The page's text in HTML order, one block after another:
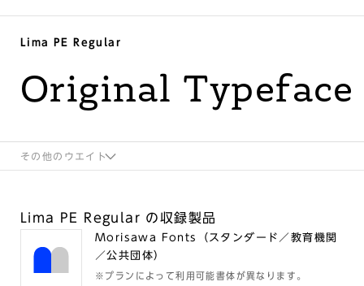
Lima PE Regular
Original Typeface
その他のウエイト
Lima PE Regular の収録製品
Morisawa Fonts（スタンダード／教育機関
／公共団体）
※プランによって利用可能書体が異なります。